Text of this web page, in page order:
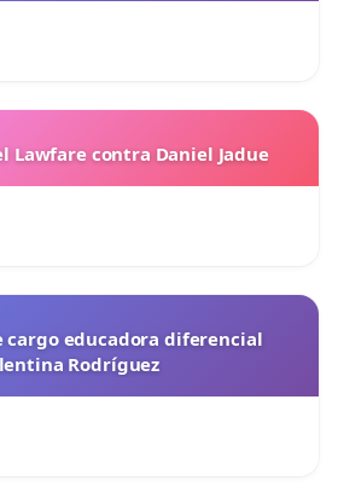
Lawfare contra Daniel Jadue
cargo educadora diferencial
Rodríguez